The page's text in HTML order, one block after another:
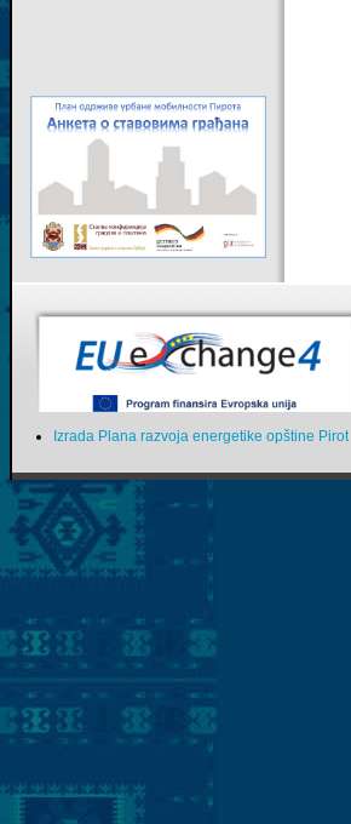
Izrada Plana razvoja energetike opštine Pirot